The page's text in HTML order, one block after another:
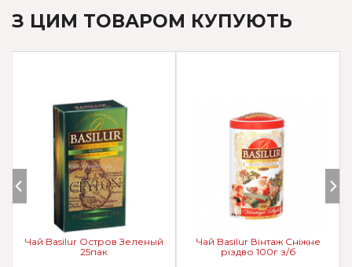
З ЦИМ ТОВАРОМ КУПУЮТЬ
Чай Basilur Вінтаж Сніжне
різдво 100г з/б
Чай Basilur Остров Зеленый
25пак